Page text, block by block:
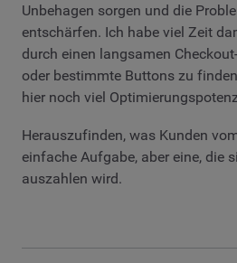
Unbehagen sorgen und die
entschärfen. Ich habe viel Zeit
durch einen langsamen
oder bestimmte Buttons zu
hier noch viel
Herauszufinden, was Kunden
einfache Aufgabe, aber eine, die
auszahlen wird.